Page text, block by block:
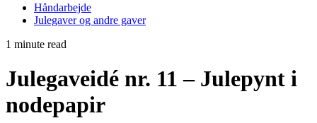
Håndarbejde
Julegaver og andre gaver
1 minute read
Julegaveidé nr. 11 – Julepynt i
nodepapir